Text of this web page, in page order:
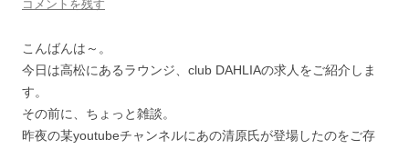
コメントを残す
こんばんは～。
今日は高松にあるラウンジ、club DAHLIAの求人をご紹介しま
す。
その前に、ちょっと雑談。
昨夜の某youtubeチャンネルにあの清原氏が登場したのをご存